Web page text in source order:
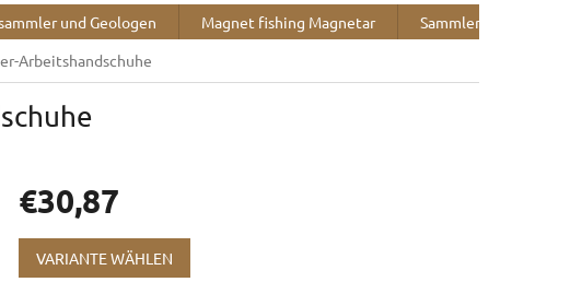
und Geologen Magnet fishing Magnetar
Sammlerbedarf
Arbeitshandschuhe
€30,87
Verkaufspreis:
VARIANTE WÄHLEN